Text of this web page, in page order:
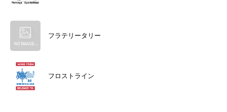
フラテリータリー
フロストライン